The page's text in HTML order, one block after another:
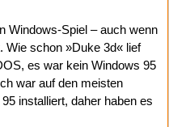
Windows-Spiel – auch wenn
Wie schon »Duke 3d« lief
es war kein Windows 95
war auf den meisten
installiert, daher haben es